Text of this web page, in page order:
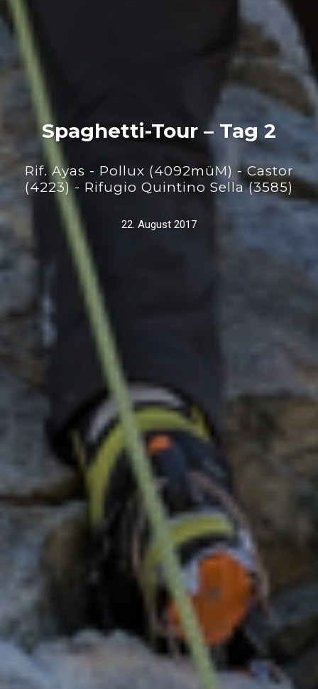
Spaghetti-Tour – Tag 2
Rif. Ayas - Pollux (4092müM) - Castor
(4223) - Rifugio Quintino Sella (3585)
22. August 2017